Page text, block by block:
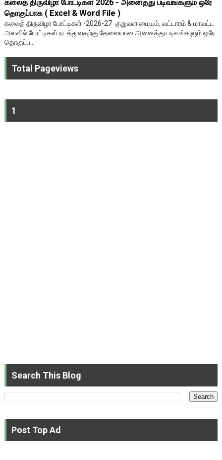
கலைத் திருவிழா போட்டிகள் 2026 - அனைத்து படிவங்களும் ஒரே
தொகுப்பாக ( Excel & Word File )
கலைத் திருவிழா போட்டிகள் -2026-27 குறுவள மையம், வட்டாரம் & மாவட்ட
அளவில் போட்டிகள் நடத்துவதற்கு தேவையான அனைத்து படிவங்களும் ஒரே
தொகுப்ப...
Total Pageviews
1
Search This Blog
Post Top Ad